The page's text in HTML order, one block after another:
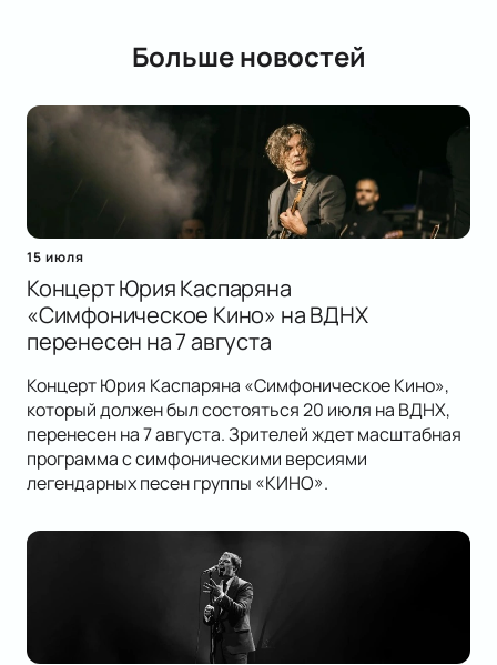
Больше новостей
15 июля
Концерт Юрия Каспаряна
«Симфоническое Кино» на ВДНХ
перенесен на 7 августа
Концерт Юрия Каспаряна «Симфоническое Кино»,
который должен был состояться 20 июля на ВДНХ,
перенесен на 7 августа. Зрителей ждет масштабная
программа с симфоническими версиями
легендарных песен группы «КИНО».